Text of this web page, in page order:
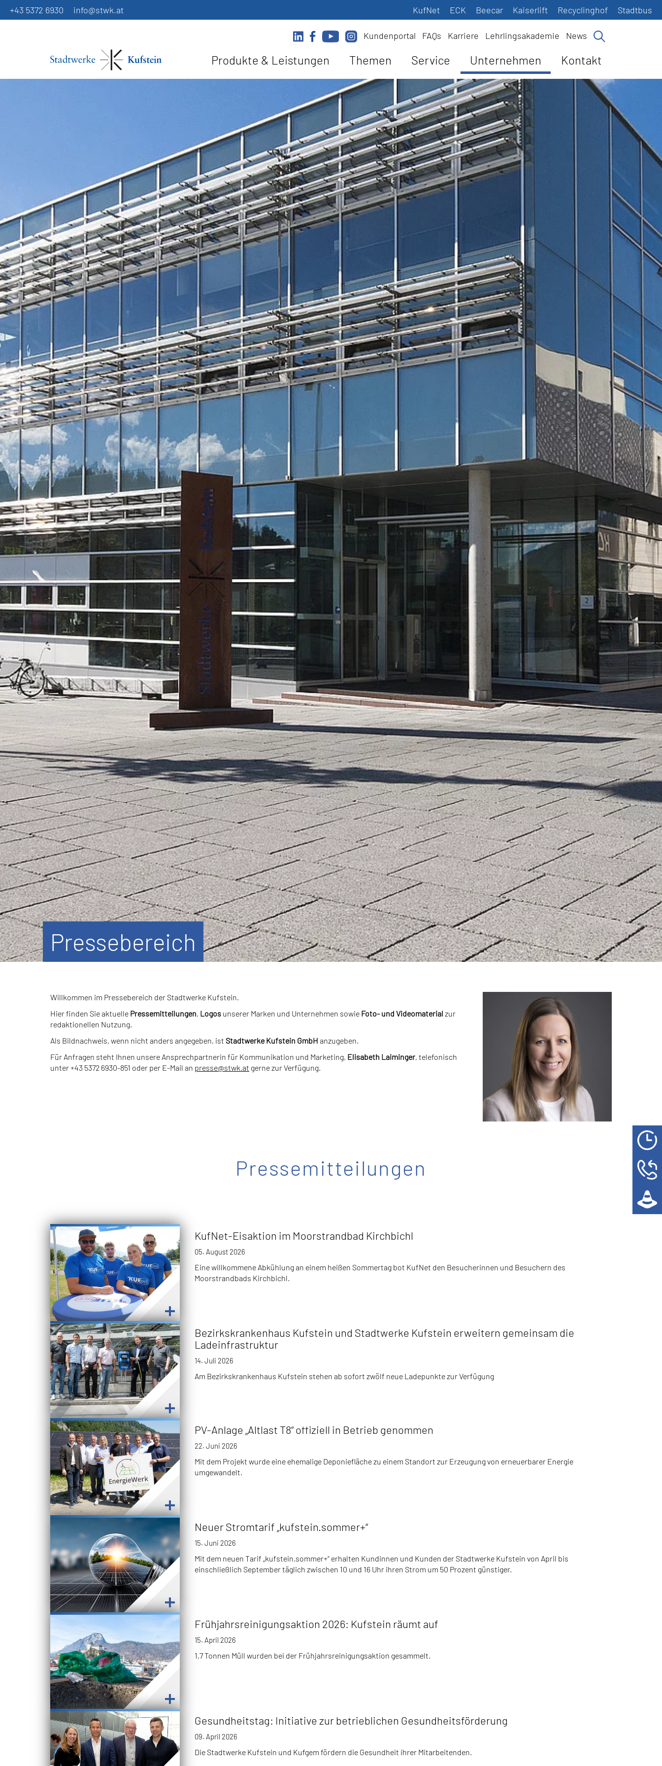
+43 5372 6930 info@stwk.at KufNet ECK Beecar Kaiserlift Recyclinghof Stadtbus
Kundenportal FAQs Karriere Lehrlingsakademie News
Produkte & Leistungen Themen Service Unternehmen Kontakt
Pressebereich
Willkommen im Pressebereich der Stadtwerke Kufstein.
Hier finden Sie aktuelle Pressemitteilungen, Logos unserer Marken und Unternehmen sowie Foto- und Videomaterial zur
redaktionellen Nutzung.
Als Bildnachweis, wenn nicht anders angegeben, ist Stadtwerke Kufstein GmbH anzugeben.
Für Anfragen steht Ihnen unsere Ansprechpartnerin für Kommunikation und Marketing, Elisabeth Laiminger, telefonisch
unter +43 5372 6930-851 oder per E-Mail an presse@stwk.at gerne zur Verfügung.
Pressemitteilungen
KufNet-Eisaktion im Moorstrandbad Kirchbichl
05. August 2026
Eine willkommene Abkühlung an einem heißen Sommertag bot KufNet den Besucherinnen und Besuchern des
Moorstrandbads Kirchbichl.
Bezirkskrankenhaus Kufstein und Stadtwerke Kufstein erweitern gemeinsam die
Ladeinfrastruktur
14. Juli 2026
Am Bezirkskrankenhaus Kufstein stehen ab sofort zwölf neue Ladepunkte zur Verfügung
PV-Anlage „Altlast T8“ offiziell in Betrieb genommen
22. Juni 2026
Mit dem Projekt wurde eine ehemalige Deponiefläche zu einem Standort zur Erzeugung von erneuerbarer Energie
umgewandelt.
Neuer Stromtarif „kufstein.sommer+“
15. Juni 2026
Mit dem neuen Tarif „kufstein.sommer+“ erhalten Kundinnen und Kunden der Stadtwerke Kufstein von April bis
einschließlich September täglich zwischen 10 und 16 Uhr ihren Strom um 50 Prozent günstiger.
Frühjahrsreinigungsaktion 2026: Kufstein räumt auf
15. April 2026
1,7 Tonnen Müll wurden bei der Frühjahrsreinigungsaktion gesammelt.
Gesundheitstag: Initiative zur betrieblichen Gesundheitsförderung
09. April 2026
Die Stadtwerke Kufstein und Kufgem fördern die Gesundheit ihrer Mitarbeitenden.